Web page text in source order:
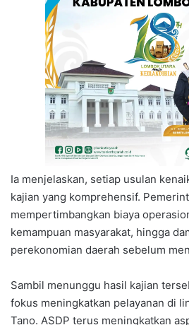
Ia menjelaskan, setiap usulan
kajian yang komprehensif.
mempertimbangkan biaya
kemampuan masyarakat, hingga
perekonomian daerah sebelum
Sambil menunggu hasil kajian
fokus meningkatkan pelayanan di
Tano. ASDP terus meningkatkan